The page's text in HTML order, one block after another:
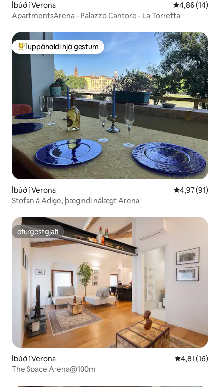
Íbúð í Verona 4,86 af 5 í
4,86 (14)
ApartmentsArena - Palazzo Cantore - La Torretta
Í mestu uppáhaldi hjá gestum
Í uppáhaldi hjá gestum
Íbúð í Verona 4,97 af 5 í
4,97 (91)
Stofan á Adige, þægindi nálægt Arena
ofurgestgjafi
ofurgestgjafi
Íbúð í Verona 4,81 af 5 í
4,81 (16)
The Space Arena@100m